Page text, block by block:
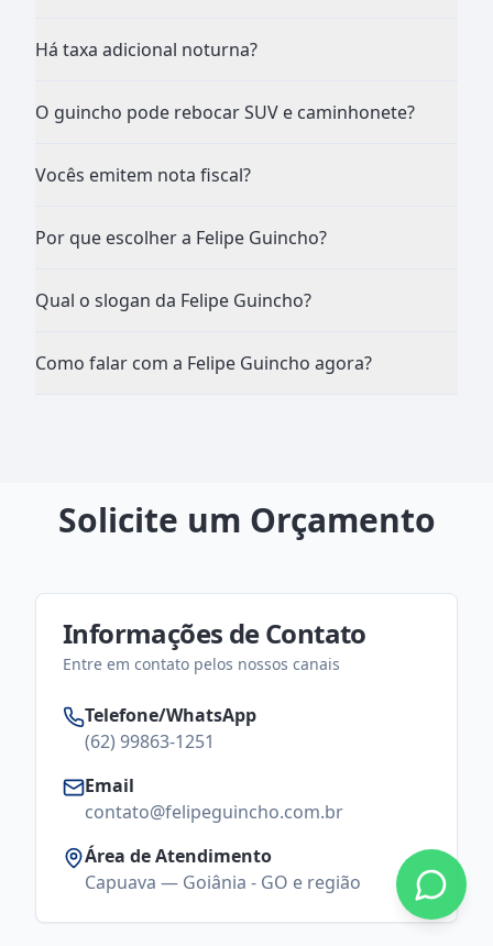
Há taxa adicional noturna?
O guincho pode rebocar SUV e caminhonete?
Vocês emitem nota fiscal?
Por que escolher a Felipe Guincho?
Qual o slogan da Felipe Guincho?
Como falar com a Felipe Guincho agora?
Solicite um Orçamento
Informações de Contato
Entre em contato pelos nossos canais
Telefone/WhatsApp
(62) 99863-1251
Email
contato@felipeguincho.com.br
Área de Atendimento
Capuava — Goiânia - GO e região